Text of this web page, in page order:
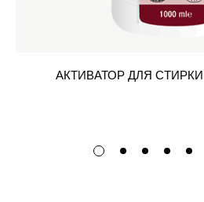
АКТИВАТОР ДЛЯ